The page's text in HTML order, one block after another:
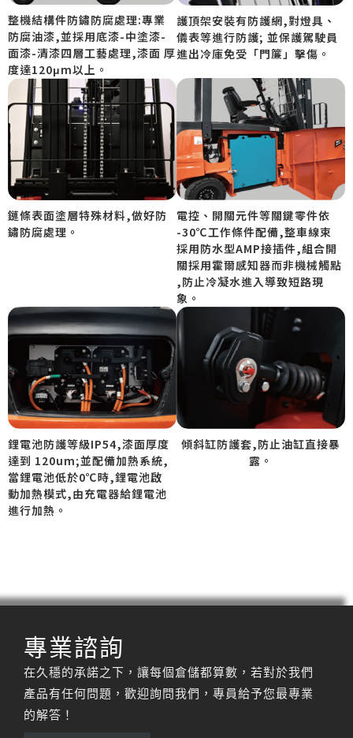
整機結構件防鏽防腐處理:專業
防腐油漆,並採用底漆-中塗漆-
面漆-清漆四層工藝處理,漆面 厚
度達120μm以上。
護頂架安裝有防護網,對燈具、
儀表等進行防護; 並保護駕駛員
進出冷庫免受「門簾」擊傷。
鏈條表面塗層特殊材料,做好防
鏽防腐處理。
電控、開關元件等關鍵零件依
-30℃工作條件配備,整車線束
採用防水型AMP接插件,組合開
關採用霍爾感知器而非機械觸點
,防止冷凝水進入導致短路現
象。
鋰電池防護等級IP54,漆面厚度
達到 120um;並配備加熱系統,
當鋰電池低於0℃時,鋰電池啟
動加熱模式,由充電器給鋰電池
進行加熱。
傾斜缸防護套,防止油缸直接暴
露。
專業諮詢
在久穩的承諾之下，讓每個倉儲都算數，若對於我們
產品有任何問題，歡迎詢問我們，專員給予您最專業
的解答！